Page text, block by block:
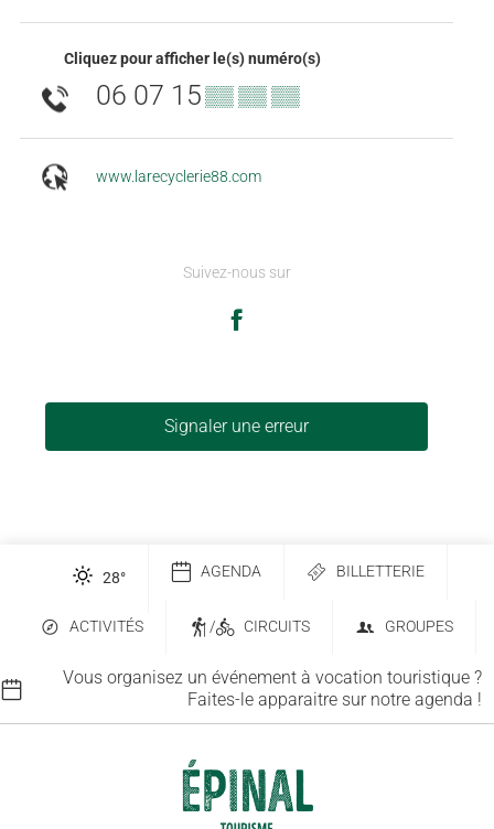
Cliquez pour afficher le(s) numéro(s)
06 07 15▒▒ ▒▒ ▒▒
www.larecyclerie88.com
Suivez-nous sur
Signaler une erreur
28° AGENDA BILLETTERIE
ACTIVITÉS / CIRCUITS GROUPES
Vous organisez un événement à vocation touristique ?
Faites-le apparaitre sur notre agenda !